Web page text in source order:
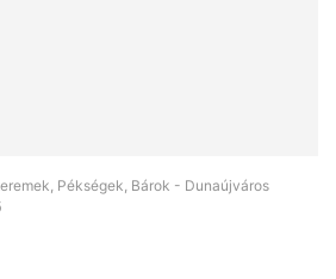
Pékségek, Bárok - Dunaújváros